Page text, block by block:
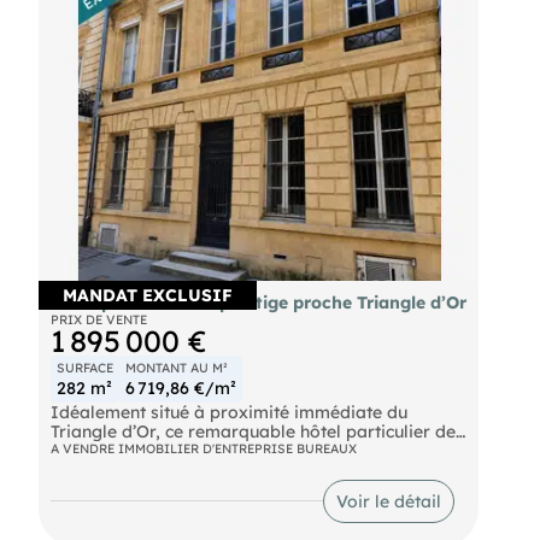
Idéal cabinet d'avocats, huissiers.
MANDAT EXCLUSIF
Hôtel particulier de prestige proche Triangle d’Or
PRIX DE VENTE
1 895 000 €
SURFACE
282 m²
MONTANT AU M²
6 719,86 €/m²
Idéalement situé à proximité immédiate du
Triangle d’Or, ce remarquable hôtel particulier de
281 m² avec une terrasse de 9 m² et une cave de
parfaitement adapté à une activité
professionnelle.
A VENDRE IMMOBILIER D'ENTREPRISE BUREAUX
Voir le détail